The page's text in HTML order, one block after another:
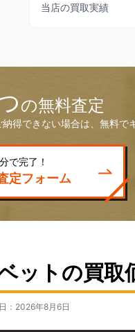
当店の買取実績
の無料査定
得できない場合は、無料
で完了！
定フォーム
ットの買取
：2026年8月6日